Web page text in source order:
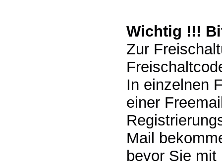
Wichtig !!!
Zur
In einzelnen
einer
Mail
bevor Sie